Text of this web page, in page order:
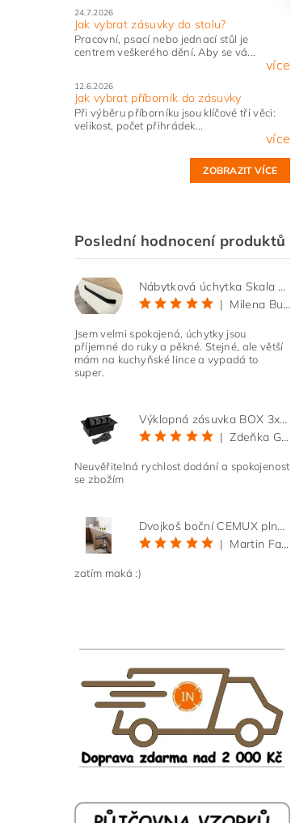
24.7.2026
Jak vybrat zásuvky do stolu?
Pracovní, psací nebo jednací stůl je
centrem veškerého dění. Aby se vá...
více
12.6.2026
Jak vybrat příborník do zásuvky
Při výběru příborníku jsou klíčové tři věci:
velikost, počet přihrádek...
více
ZOBRAZIT VÍCE
Poslední hodnocení produktů
Nábytková úchytka Skala černá matná
|
Milena Bučková
Jsem velmi spokojená, úchytky jsou
příjemné do ruky a pěkné. Stejné, ale větší
mám na kuchyňské lince a vypadá to
super.
Výklopná zásuvka BOX 3x 230V s 3m kabelem - černá
|
Zdeňka Gold
Neuvěřitelná rychlost dodání a spokojenost
se zbožím
Dvojkoš boční CEMUX plné dno 3D, s tlumením antracit 200 mm
|
Martin Faltus
zatím maká :)